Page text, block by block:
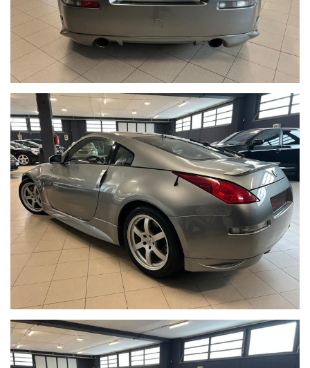
ClassificazioneLEVEL 2
Colore esterno
WV2 (GRIGIO MET.)
Colore internoG (NERO - ANTRACITE)
Lista optional vettura
pelle totale con cuciture in contrasto
sedili riscaldabili
volante in pelle
volante multifunzione
cruise control
radio cd
carica cd
aria condizionata
fari xenon con lavafari
cerchi in lega da 18
gomme al 80%
IL PASSAGGIO DI PROPRIETA' E’ UNA TASSA STATALE VARIABILE
CHE SI CALCOLA IN BASE ALLA PROPRIA RESIDENZA , QUINDI E'
GARANZIA 12 MESI A NORMA DI LEGGE INCLUSA NEL PREZZO !
POSSIBILITA' GARANZIA 12-24-36 MESI FULL SENZA NESSUNO